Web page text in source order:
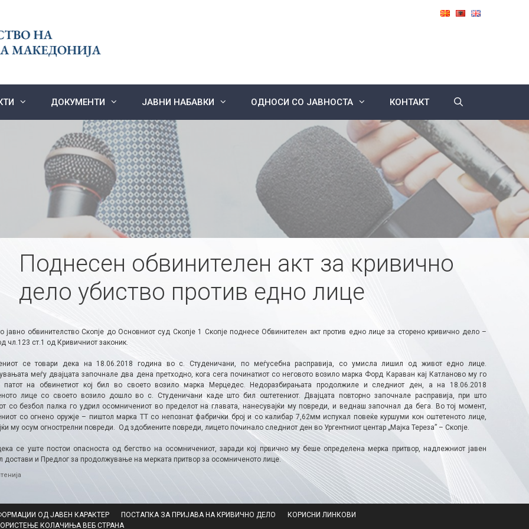
ДОКУМЕНТИ ЈАВНИ НАБАВКИ ОДНОСИ СО ЈАВНОСТА КОНТАКТ
Поднесен обвинителен акт за кривично
дело убиство против едно лице
јавно обвинителство Скопје до Основниот суд Скопје 1 Скопје поднесе Обвинителен акт против едно лице за сторено кривично дело –
чл.123 ст.1 од Кривичниот законик.
се товари дека на 18.06.2018 година во с. Студеничани, по меѓусебна расправија, со умисла лишил од живот едно лице.
меѓу двајцата започнале два дена претходно, кога сега починатиот со неговото возило марка Форд Караван кај Катланово му го
патот на обвинетиот кој бил во своето возило марка Мерцедес. Недоразбирањата продолжиле и следниот ден, а на 18.06.2018
лице со своето возило дошло во с. Студеничани каде што бил оштетениот. Двајцата повторно започнале расправија, при што
со безбол палка го удрил осомничениот во пределот на главата, нанесувајќи му повреди, и веднаш започнал да бега. Во тој момент,
со огнено оружје – пиштол марка ТТ со непознат фабрички број и со калибар 7,62мм испукал повеќе куршуми кон оштетеното лице,
му осум огнострелни повреди. Од здобиените повреди, лицето починало следниот ден во Ургентниот центар „Мајка Тереза” – Скопје.
се уште постои опасноста од бегство на осомничениот, заради кој првично му беше определена мерка притвор, надлежниот јавен
достави и Предлог за продолжување на мерката притвор за осомниченото лице.
ОД ЈАВЕН КАРАКТЕР ПОСТАПКА ЗА ПРИЈАВА НА КРИВИЧНО ДЕЛО
КОРИСНИ ЛИНКОВИ
КОЛАЧИЊА ВЕБ СТРАНА